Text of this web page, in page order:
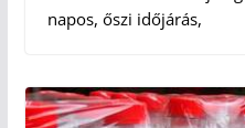
napos, őszi időjárás,